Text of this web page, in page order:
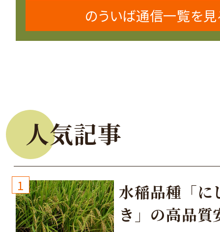
のういば通信一覧を
人気記事
1
水稲品種「に
き」の高品質